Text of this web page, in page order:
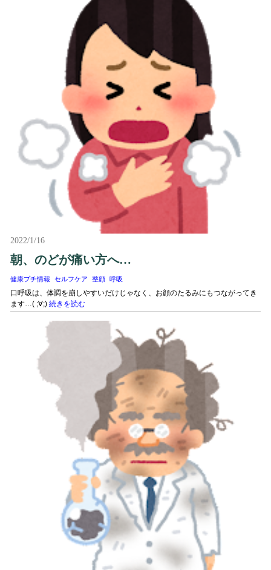
2022/1/16
朝、のどが痛い方へ…
健康プチ情報 セルフケア 整顔 呼吸
口呼吸は、体調を崩しやすいだけじゃなく、お顔のたるみにもつながってき
ます…( ;∀;) 続きを読む